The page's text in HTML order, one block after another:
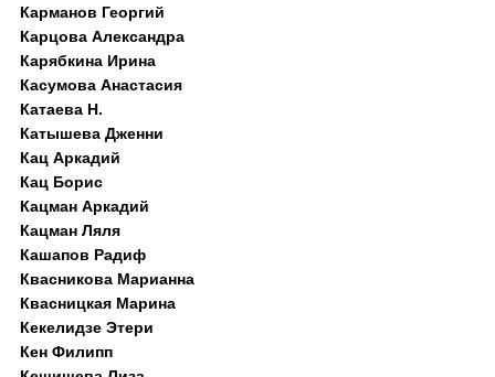
Карманов Георгий
Карцова Александра
Карябкина Ирина
Касумова Анастасия
Катаева Н.
Катышева Дженни
Кац Аркадий
Кац Борис
Кацман Аркадий
Кацман Ляля
Кашапов Радиф
Квасникова Марианна
Квасницкая Марина
Кекелидзе Этери
Кен Филипп